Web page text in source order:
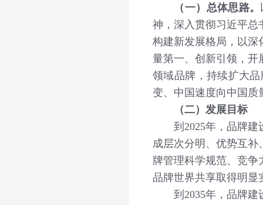
（一）总体思路。
神，深入贯彻习近平总
构建新发展格局，以深
量第一、创新引领，开
领域品牌，持续扩大
变、中国速度向中国质
（二）发展目标
到2025年，品牌建设
成层次分明、优势互
牌管理科学规范、竞
品牌世界共享取得明
到2035年，品牌建设